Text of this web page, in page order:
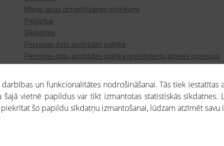
Mājas lapas izmantošanas noteikumi
Palīdzība
Sīkdatnes
Personas datu apstrādes politika
Personas datu apstrādes politika pretendentu atlases procesos
ietvaros saņemtajai informācijai ir uzziņas raksturs, un tai nav juridiska spēka.
un funkcionalitātes nodrošināšanai. Tās tiek iestatītas
vietnē papildus var tikt izmantotas statistiskās sīkdatnes.
piekrītat šo papildu sīkdatņu izmantošanai, lūdzam atzīmēt savu